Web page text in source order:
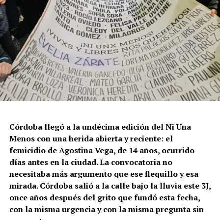
Córdoba llegó a la undécima edición del Ni Una
Menos con una herida abierta y reciente: el
femicidio de Agostina Vega, de 14 años, ocurrido
días antes en la ciudad. La convocatoria no
necesitaba más argumento que ese flequillo y esa
mirada. Córdoba salió a la calle bajo la lluvia este 3J,
once años después del grito que fundó esta fecha,
con la misma urgencia y con la misma pregunta sin